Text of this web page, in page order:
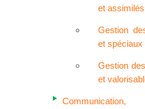
et assimilés
Gestion
et spéciaux
Gestion
et